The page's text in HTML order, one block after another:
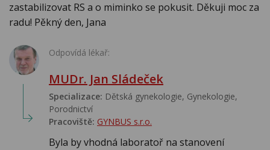
zastabilizovat RS a o miminko se pokusit. Děkuji moc za
radu! Pěkný den, Jana
Odpovídá lékař:
MUDr. Jan Sládeček
Specializace: Dětská gynekologie, Gynekologie,
Porodnictví
Pracoviště: GYNBUS s.r.o.
Byla by vhodná laboratoř na stanovení